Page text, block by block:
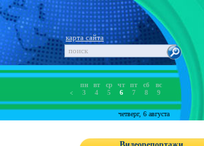
карта сайта
<
пн
3
вт
4
ср
5
чт
6
пт
7
сб
8
вс
9
четверг, 6 августа